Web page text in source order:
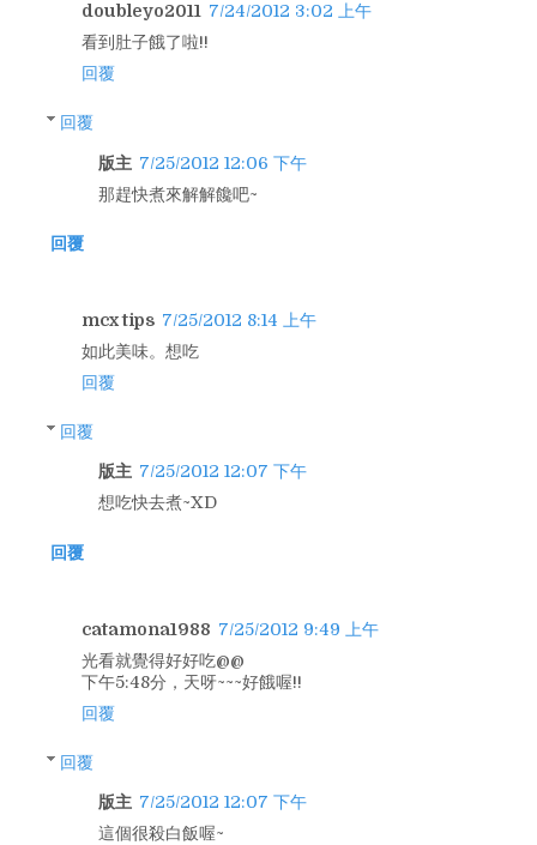
doubleyo2011 7/24/2012 3:02 上午
看到肚子餓了啦!!
回覆
回覆
版主 7/25/2012 12:06 下午
那趕快煮來解解饞吧~
回覆
mcx tips 7/25/2012 8:14 上午
如此美味。想吃
回覆
回覆
版主 7/25/2012 12:07 下午
想吃快去煮~XD
回覆
catamona1988 7/25/2012 9:49 上午
光看就覺得好好吃@@
下午5:48分，天呀~~~好餓喔!!
回覆
回覆
版主 7/25/2012 12:07 下午
這個很殺白飯喔~